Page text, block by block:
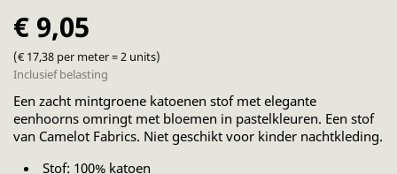
€ 9,05
(€ 17,38 per meter = 2 units)
Inclusief belasting
Een zacht mintgroene katoenen stof met elegante
eenhoorns omringt met bloemen in pastelkleuren. Een stof
van Camelot Fabrics. Niet geschikt voor kinder nachtkleding.
Stof: 100% katoen